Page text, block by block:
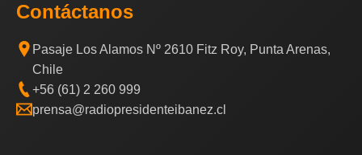
Contáctanos
Pasaje Los Alamos Nº 2610 Fitz Roy, Punta Arenas,
Chile
+56 (61) 2 260 999
prensa@radiopresidenteibanez.cl